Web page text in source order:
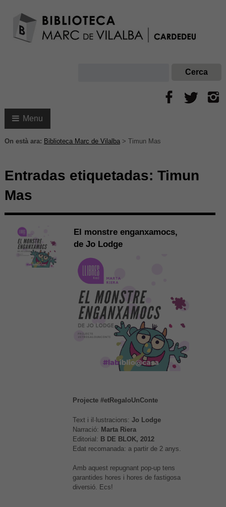
Menu
On està ara: Biblioteca Marc de Vilalba> Timun Mas
Entradas etiquetadas: Timun
Mas
El monstre enganxamocs,
de Jo Lodge
Projecte #etRegaloUnConte
Text i il·lustracions: Jo Lodge
Narració: Marta Riera
Editorial: B DE BLOK, 2012
Edat recomanada: a partir de 2 anys.
Amb aquest repugnant pop-up tens
garantides hores i hores de fastigosa
diversió. Ecs!